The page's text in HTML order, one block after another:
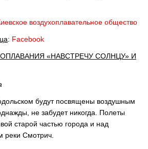
воздухоплавательное общество
: Facebook
«НАВСТРЕЧУ СОЛНЦУ» И
будут посвящены воздушным
не забудет никогда. Полеты
старой частью города и над
реки Смотрич.